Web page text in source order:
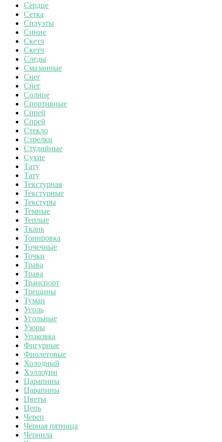
Сердце
Сетка
Силуэты
Синие
Скетч
Скетч
Следы
Смазанные
Снег
Снег
Солнце
Спортивные
Спрей
Спрей
Стекло
Стрелки
Студийные
Сухие
Тату
Тату
Текстурная
Текстурные
Текстуры
Темные
Теплые
Ткань
Тонировка
Точечные
Точки
Трава
Трава
Транспорт
Трещины
Туман
Уголь
Угольные
Узоры
Упаковка
Фигурные
Фиолетовые
Холодный
Хэллоуин
Царапины
Царапины
Цветы
Цепь
Череп
Черная пятница
Чернила